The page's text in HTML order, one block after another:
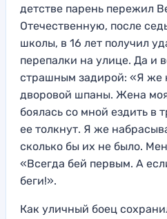
детстве парень пережил
Отечественную, после
школы, в 16 лет получил
перепалки на улице. Да и
страшным задирой: «Я же
дворовой шпаны. Жена
боялась со мной ездить в
ее толкнут. Я же
сколько бы их не было.
«Всегда бей первым. А
беги!».
Как уличный боец